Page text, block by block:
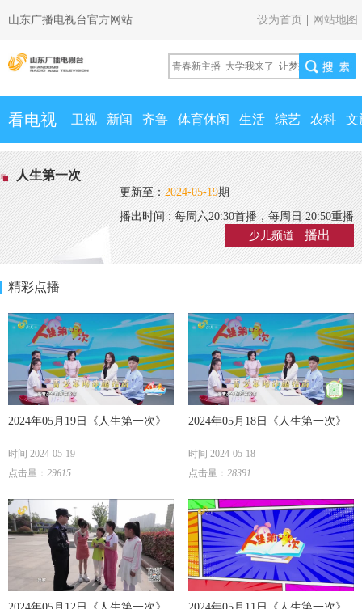
山东广播电视台官方网站 设为首页 网站地图
看电视 卫视 新闻 齐鲁 体育休闲 生活 综艺 农科 文
人生第一次
更新至：2024-05-19期
播出时间 : 每周六20:30首播，每周日 20:50重播
少儿频道
播出
精彩点播
2024年05月19日《人生第一次》
时间 2024-05-19
点击量： 29615
2024年05月18日《人生第一次》
时间 2024-05-18
点击量： 28391